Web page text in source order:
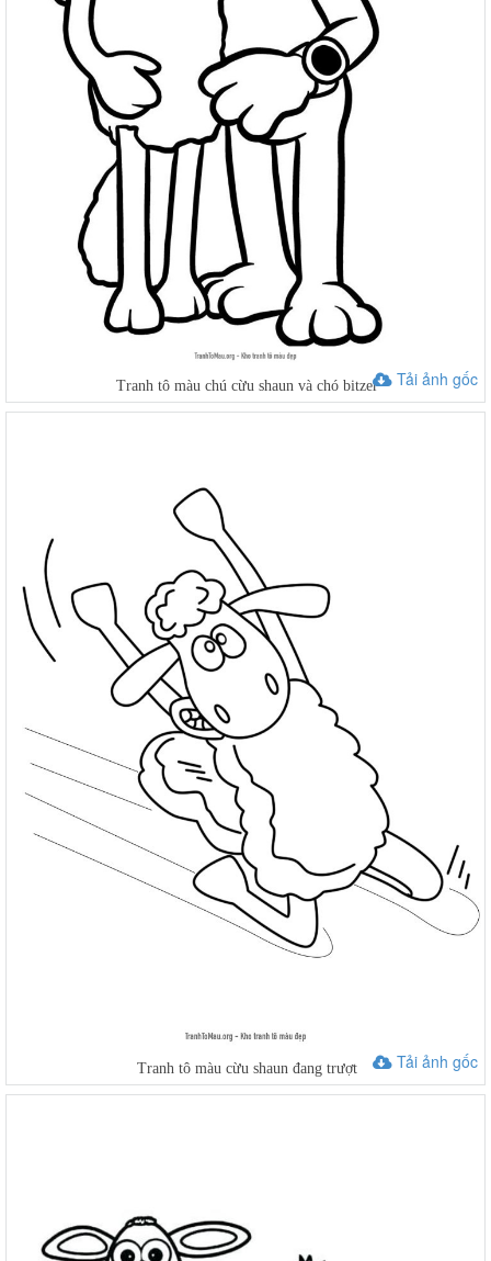
Tải ảnh gốc
Tranh tô màu chú cừu shaun và chó bitzer
Tải ảnh gốc
Tranh tô màu cừu shaun đang trượt